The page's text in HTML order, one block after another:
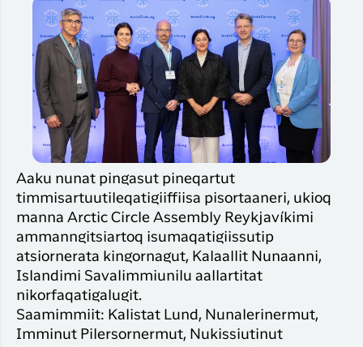
Aaku nunat pingasut pineqartut
timmisartuutileqatigiiffiisa pisortaaneri, ukioq
manna Arctic Circle Assembly Reykjavíkimi
ammanngitsiartoq isumaqatigiissutip
atsiornerata kingornagut, Kalaallit Nunaanni,
Islandimi Savalimmiunilu aallartitat
nikorfaqatigalugit.
Saamimmiit: Kalistat Lund, Nunalerinermut,
Imminut Pilersornermut, Nukissiutinut